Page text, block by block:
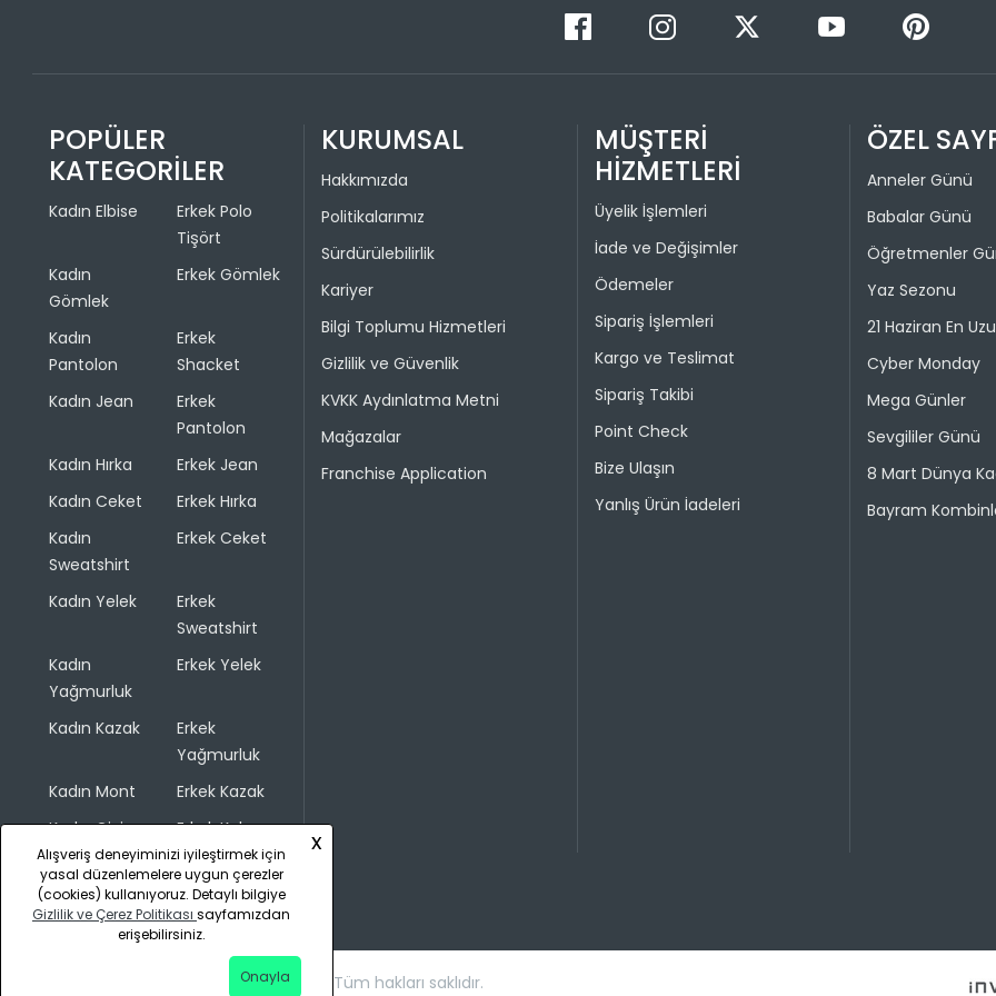
İade
iade
Değişim
İade
istediğiniz
Daha
ederek
İade
uygun
2
2
Taksit
POPÜLER
KATEGORİLER
Kadın Elbise
Kadın
Gömlek
Kadın
Pantolon
Kadın Jean
Kadın Hırka
Kadın Ceket
Kadın
Sweatshirt
Kadın Yelek
Kadın
Yağmurluk
Kadın Kazak
Kadın Mont
Kadın Giyim
Erkek Polo
Tişört
Erkek Gömlek
Erkek
Shacket
Erkek
Pantolon
Erkek Jean
Erkek Hırka
Erkek Ceket
Erkek
Sweatshirt
Erkek Yelek
Erkek
Yağmurluk
Erkek Kazak
Erkek Kaban
KURUMSAL
Hakkımızda
Politikalarımız
Sürdürülebilirlik
Kariyer
Bilgi Toplumu Hizmetleri
Gizlilik ve Güvenlik
KVKK Aydınlatma Metni
Mağazalar
Franchise Application
MÜŞTERİ
HİZMETLERİ
Üyelik İşlemleri
İade ve Değişimler
Ödemeler
Sipariş İşlemleri
Kargo ve Teslimat
Sipariş Takibi
Point Check
Bize Ulaşın
Yanlış Ürün İadeleri
ÖZEL
Anneler Günü
Babalar Günü
Öğretmenler
Yaz Sezonu
21 Haziran En
Cyber Monday
Mega Günler
Sevgililer Günü
8 Mart Dünya
Bayram
Copyright © 2026 COLINS. Tüm hakları saklıdır.
Alışveriş deneyiminizi iyileştirmek için
yasal düzenlemelere uygun çerezler
(cookies) kullanıyoruz. Detaylı bilgiye
Gizlilik ve Çerez Politikası sayfamızdan
erişebilirsiniz.
Onayla
x